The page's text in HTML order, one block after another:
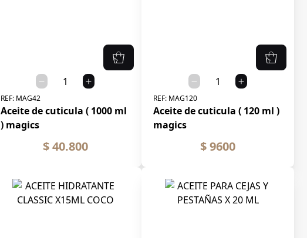
REF: MAG42
Aceite de cuticula ( 1000 ml
) magics
$ 40.800
REF: MAG120
Aceite de cuticula ( 120 ml )
magics
$ 9600